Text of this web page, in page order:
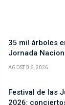
35 mil árboles
Jornada
AGOSTO 6, 2026
Festival de las
2026: